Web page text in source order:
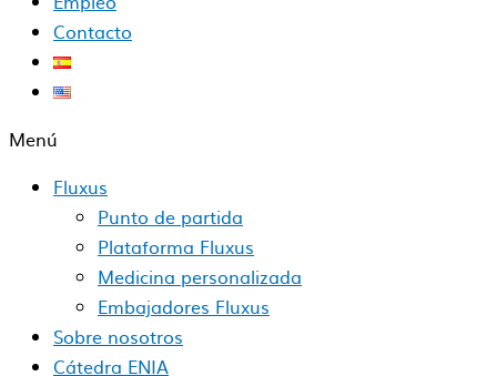
Contacto
Menú
Fluxus
Punto de partida
Plataforma Fluxus
Medicina personalizada
Embajadores Fluxus
Sobre nosotros
Cátedra ENIA